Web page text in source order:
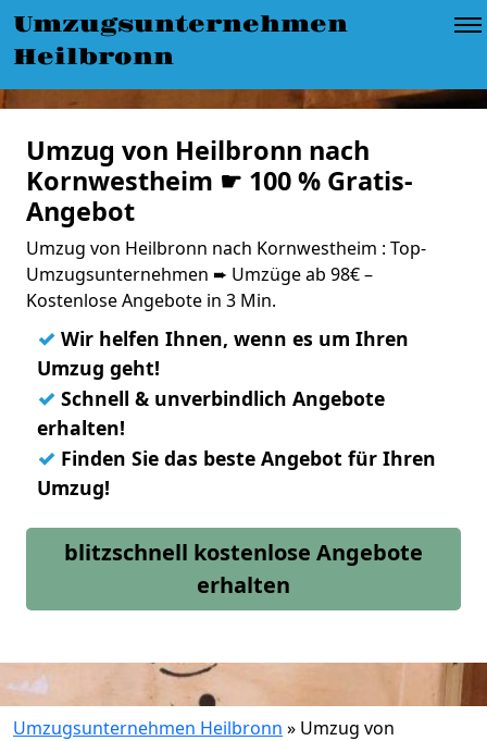
Umzugsunternehmen
Heilbronn
Umzug von Heilbronn nach
Kornwestheim ☛ 100 % Gratis-
Angebot
Umzug von Heilbronn nach Kornwestheim : Top-
Umzugsunternehmen ➨ Umzüge ab 98€ –
Kostenlose Angebote in 3 Min.
✓ Wir helfen Ihnen, wenn es um Ihren
Umzug geht!
✓ Schnell & unverbindlich Angebote
erhalten!
✓ Finden Sie das beste Angebot für Ihren
Umzug!
blitzschnell kostenlose Angebote
erhalten
Umzugsunternehmen Heilbronn » Umzug von